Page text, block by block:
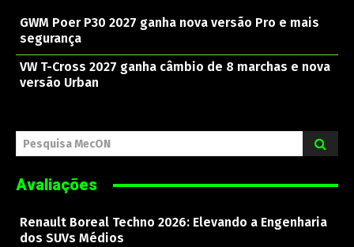
GWM Poer P30 2027 ganha nova versão Pro e mais
segurança
VW T-Cross 2027 ganha câmbio de 8 marchas e nova
versão Urban
Pesquisa MecON
Avaliações
Renault Boreal Techno 2026: Elevando a Engenharia
dos SUVs Médios